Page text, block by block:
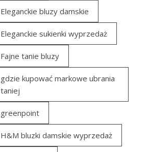
Eleganckie bluzy damskie
Eleganckie sukienki wyprzedaż
Fajne tanie bluzy
gdzie kupować markowe ubrania
taniej
greenpoint
H&M bluzki damskie wyprzedaż